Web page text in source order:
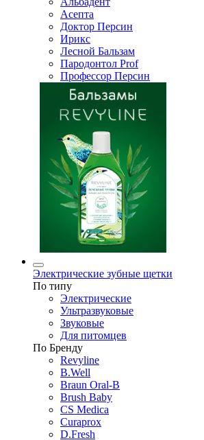
Асепта
Доктор Персин
Ирикс
Лесной Бальзам
Пародонтол Prof
Профессор Персин
Электрические зубные щетки
По типу
Электрические
Ультразвуковые
Звуковые
Для питомцев
По Бренду
Revyline
B.Well
Braun Oral-B
Brush Baby
CS Medica
Curaprox
D.Fresh